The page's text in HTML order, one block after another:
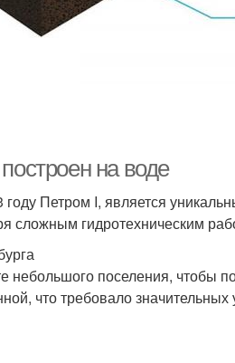
на воде
Петром I, является
сложным гидротехническим
небольшого поселения, чтобы
что требовало